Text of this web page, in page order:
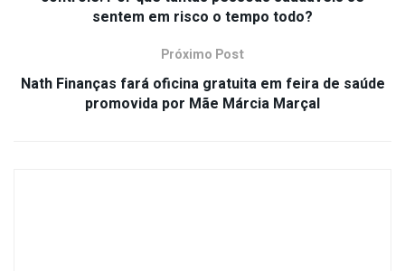
sentem em risco o tempo todo?
Próximo Post
Nath Finanças fará oficina gratuita em feira de saúde
promovida por Mãe Márcia Marçal